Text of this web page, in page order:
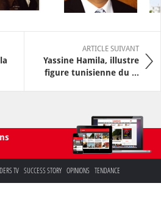
ARTICLE SUIVANT
Yassine Hamila, illustre
figure tunisienne du ...
TV SUCCESS STORY OPINIONS TENDANCE